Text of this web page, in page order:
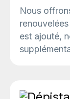
Nous
est ajouté,